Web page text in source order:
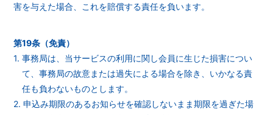
害を与えた場合、これを賠償する責任を負います。
第19条（免責）
1. 事務局は、当サービスの利用に関し会員に生じた損害につい
て、事務局の故意または過失による場合を除き、いかなる責
任も負わないものとします。
2. 申込み期限のあるお知らせを確認しないまま期限を過ぎた場